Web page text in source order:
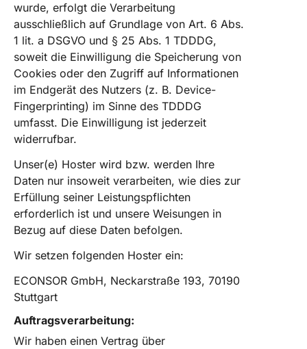
wurde, erfolgt die Verarbeitung
ausschließlich auf Grundlage von Art. 6 Abs.
1 lit. a DSGVO und § 25 Abs. 1 TDDDG,
soweit die Einwilligung die Speicherung von
Cookies oder den Zugriff auf Informationen
im Endgerät des Nutzers (z. B. Device-
Fingerprinting) im Sinne des TDDDG
umfasst. Die Einwilligung ist jederzeit
widerrufbar.
Unser(e) Hoster wird bzw. werden Ihre
Daten nur insoweit verarbeiten, wie dies zur
Erfüllung seiner Leistungspflichten
erforderlich ist und unsere Weisungen in
Bezug auf diese Daten befolgen.
Wir setzen folgenden Hoster ein:
ECONSOR GmbH, Neckarstraße 193, 70190
Stuttgart
Auftragsverarbeitung:
Wir haben einen Vertrag über